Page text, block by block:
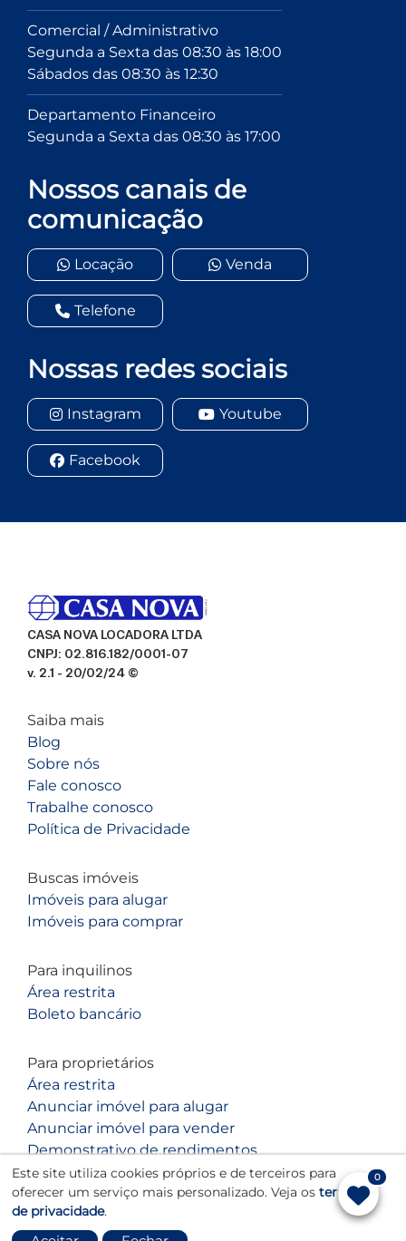
0
Este site utiliza cookies próprios e de terceiros para
oferecer um serviço mais personalizado. Veja os termos
de privacidade.
Comercial / Administrativo
Segunda a Sexta das 08:30 às 18:00
Sábados das 08:30 às 12:30
Departamento Financeiro
Segunda a Sexta das 08:30 às 17:00
Nossos canais de
comunicação
Locação Venda
Telefone
Nossas redes sociais
Instagram Youtube
Facebook
CASA NOVA LOCADORA LTDA
CNPJ: 02.816.182/0001-07
v. 2.1 - 20/02/24 ©
Saiba mais
Blog
Sobre nós
Fale conosco
Trabalhe conosco
Política de Privacidade
Buscas imóveis
Imóveis para alugar
Imóveis para comprar
Para inquilinos
Área restrita
Boleto bancário
Para proprietários
Área restrita
Anunciar imóvel para alugar
Anunciar imóvel para vender
Demonstrativo de rendimentos